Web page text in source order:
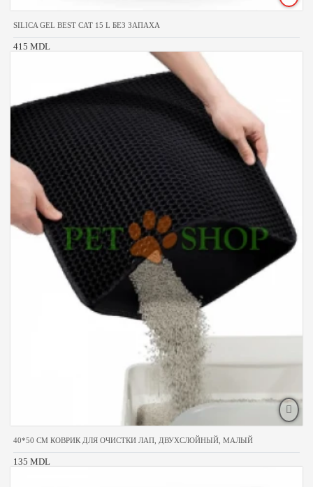
SILICA GEL BEST CAT 15 L БЕЗ ЗАПАХА
415 MDL
40*50 CM КОВРИК ДЛЯ ОЧИСТКИ ЛАП, ДВУХСЛОЙНЫЙ, МАЛЫЙ
135 MDL